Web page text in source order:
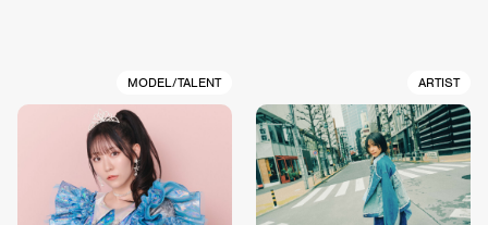
MODEL/TALENT ARTIST